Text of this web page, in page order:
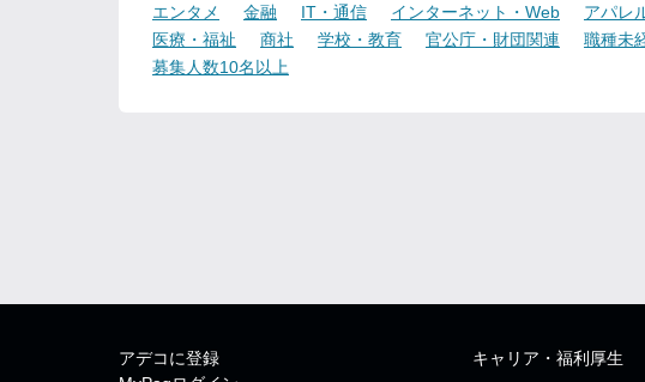
エンタメ
金融 IT・通信 インターネット・Web アパレ
医療・福祉
商社 学校・教育 官公庁・財団関連 職種未
募集人数10名以上
アデコに登録
キャリア・福利厚生